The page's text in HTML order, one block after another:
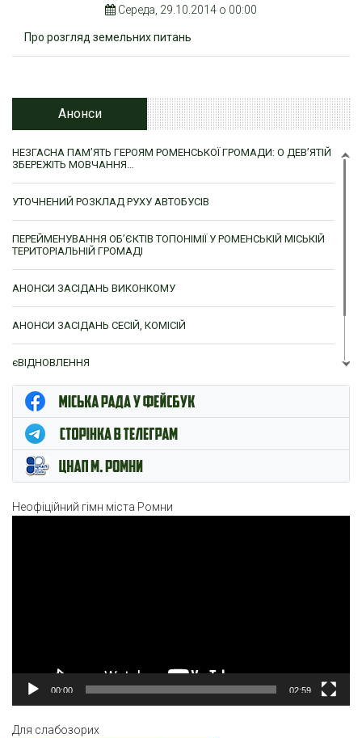
Середа, 29.10.2014 о 00:00
Про розгляд земельних питань
Анонси
НЕЗГАСНА ПАМ’ЯТЬ ГЕРОЯМ РОМЕНСЬКОЇ ГРОМАДИ: О ДЕВ’ЯТІЙ
ЗБЕРЕЖІТЬ МОВЧАННЯ…
УТОЧНЕНИЙ РОЗКЛАД РУХУ АВТОБУСІВ
ПЕРЕЙМЕНУВАННЯ ОБ’ЄКТІВ ТОПОНІМІЇ У РОМЕНСЬКІЙ МІСЬКІЙ
ТЕРИТОРІАЛЬНІЙ ГРОМАДІ
АНОНСИ ЗАСІДАНЬ ВИКОНКОМУ
АНОНСИ ЗАСІДАНЬ СЕСІЙ, КОМІСІЙ
єВІДНОВЛЕННЯ
ЦНАП м. Ромни
Неофіційний гімн міста Ромни
00:00 02:59
Для слабозорих